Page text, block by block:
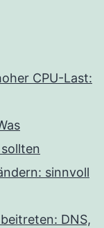
CPU-Last:
sinnvoll
DNS,